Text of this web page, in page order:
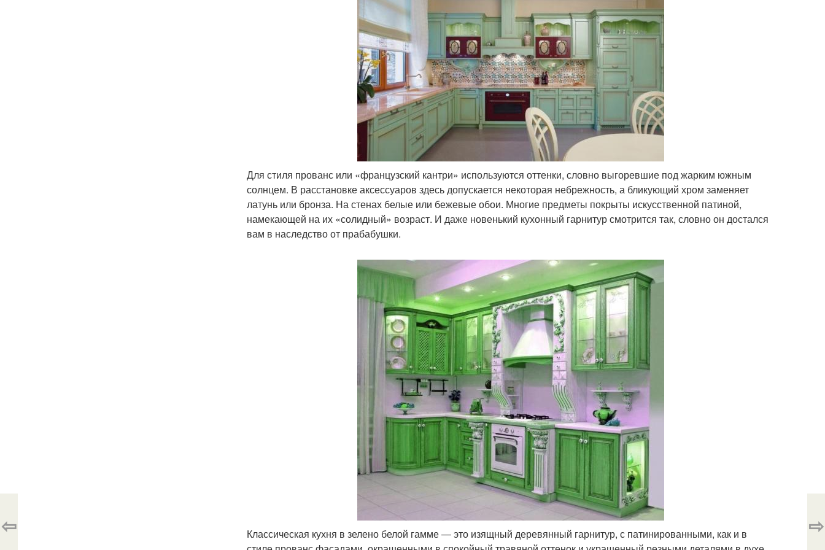
Для стиля прованс или «французский кантри» используются оттенки, словно выгоревшие под жарким южным
солнцем. В расстановке аксессуаров здесь допускается некоторая небрежность, а бликующий хром заменяет
латунь или бронза. На стенах белые или бежевые обои. Многие предметы покрыты искусственной патиной,
намекающей на их «солидный» возраст. И даже новенький кухонный гарнитур смотрится так, словно он достался
вам в наследство от прабабушки.
Классическая кухня в зелено белой гамме ― это изящный деревянный гарнитур, с патинированными, как и в
⇦ ⇨